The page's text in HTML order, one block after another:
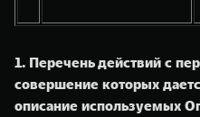
1. Перечень действий с
совершение которых
описание используемых